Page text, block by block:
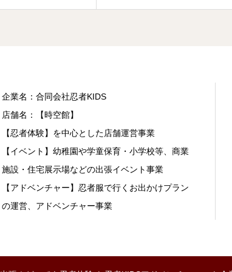
企業名：合同会社忍者KIDS
店舗名：【時空館】
【忍者体験】を中心とした店舗運営事業
【イベント】幼稚園や学童保育・小学校等、商業
施設・住宅展示場などの出張イベント事業
【アドベンチャー】忍者服で行くお出かけプラン
の運営、アドベンチャー事業